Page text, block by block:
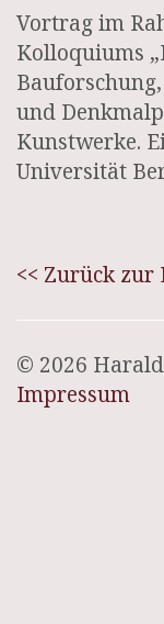
Vortrag im
Kolloquiums
und
Kunstwerke.
Universität
<< Zurück zur
© 2026 Harald
Impressum